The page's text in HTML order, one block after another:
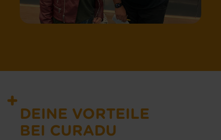
DEINE VORTEILE
BEI CURADU